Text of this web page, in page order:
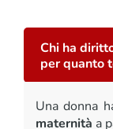
Chi ha
per quanto
Una donna
maternità a